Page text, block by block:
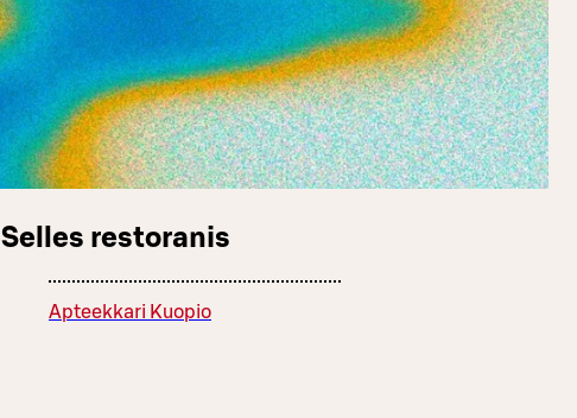
Selles restoranis
Apteekkari Kuopio